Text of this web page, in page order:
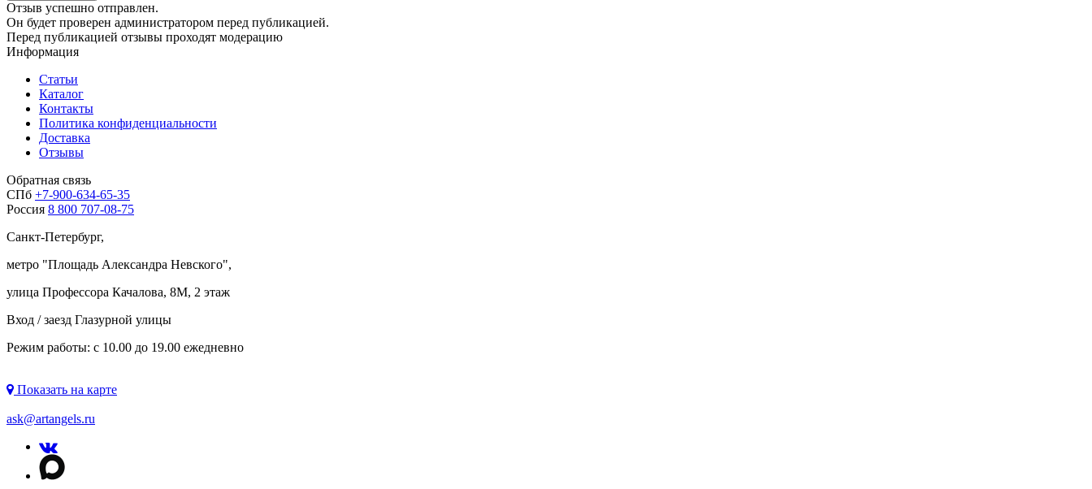
Отзыв успешно отправлен.
Он будет проверен администратором перед публикацией.
Перед публикацией отзывы проходят модерацию
Информация
Статьи
Каталог
Контакты
Политика конфиденциальности
Доставка
Отзывы
Обратная связь
СПб +7-900-634-65-35
Россия 8 800 707-08-75
Санкт-Петербург,
метро "Площадь Александра Невского",
улица Профессора Качалова, 8М, 2 этаж
Вход / заезд Глазурной улицы
Режим работы: с 10.00 до 19.00 ежедневно
Показать на карте
ask@artangels.ru